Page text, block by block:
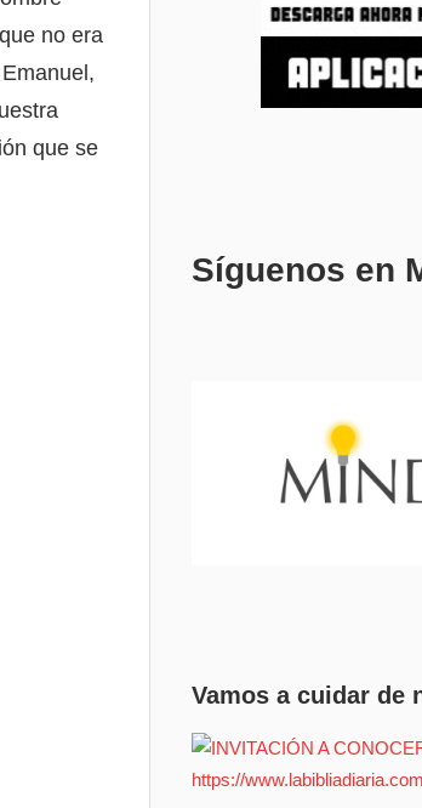
no era
que se
Síguenos en
Vamos a cuidar de